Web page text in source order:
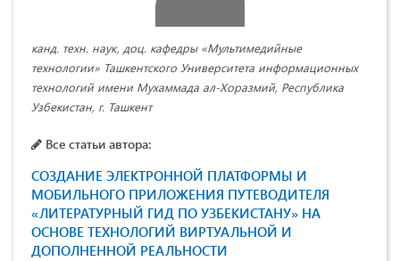
канд. техн. наук, доц. кафедры «Мультимедийные
технологии» Ташкентского Университета информационных
технологий имени Мухаммада ал-Хоразмий, Республика
Узбекистан, г. Ташкент
Все статьи автора:
СОЗДАНИЕ ЭЛЕКТРОННОЙ ПЛАТФОРМЫ И
МОБИЛЬНОГО ПРИЛОЖЕНИЯ ПУТЕВОДИТЕЛЯ
«ЛИТЕРАТУРНЫЙ ГИД ПО УЗБЕКИСТАНУ» НА
ОСНОВЕ ТЕХНОЛОГИЙ ВИРТУАЛЬНОЙ И
ДОПОЛНЕННОЙ РЕАЛЬНОСТИ